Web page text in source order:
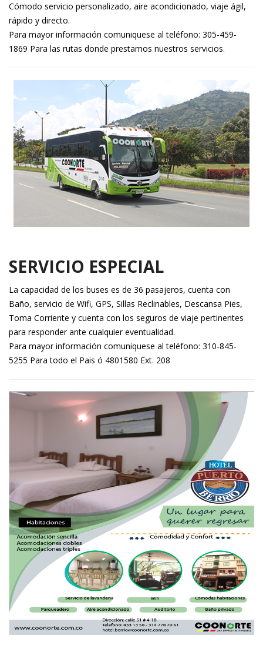
Cómodo servicio personalizado, aire acondicionado, viaje ágil,
rápido y directo.
Para mayor información comuniquese al teléfono: 305-459-
1869 Para las rutas donde prestamos nuestros servicios.
SERVICIO ESPECIAL
La capacidad de los buses es de 36 pasajeros, cuenta con
Baño, servicio de Wifi, GPS, Sillas Reclinables, Descansa Pies,
Toma Corriente y cuenta con los seguros de viaje pertinentes
para responder ante cualquier eventualidad.
Para mayor información comuniquese al teléfono: 310-845-
5255 Para todo el Pais ó 4801580 Ext. 208